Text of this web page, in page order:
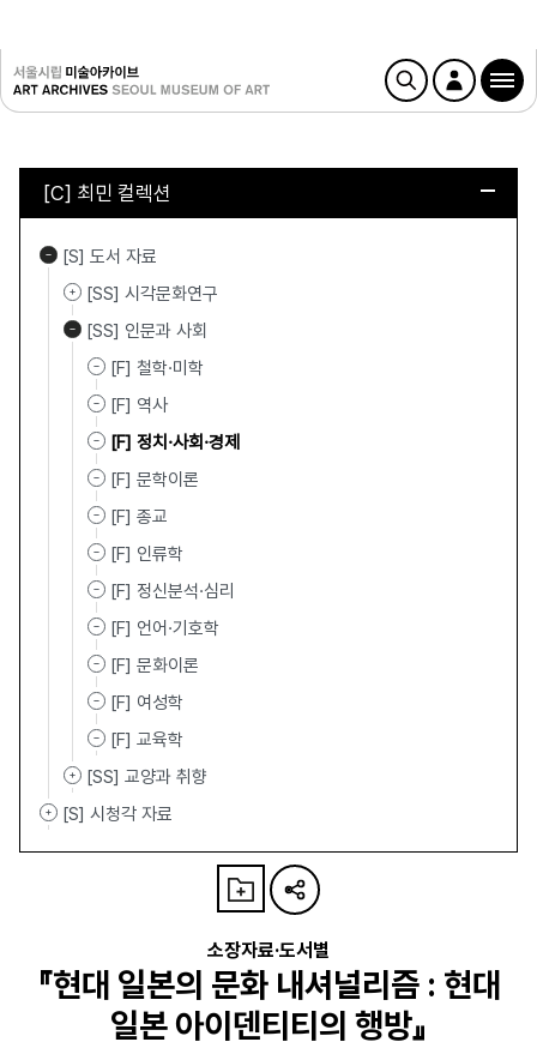
[C] 최민 컬렉션
[S] 도서 자료
[SS] 시각문화연구
[SS] 인문과 사회
[F] 철학·미학
[F] 역사
[F] 정치·사회·경제
[F] 문학이론
[F] 종교
[F] 인류학
[F] 정신분석·심리
[F] 언어·기호학
[F] 문화이론
[F] 여성학
[F] 교육학
[SS] 교양과 취향
[S] 시청각 자료
소장자료·도서별
『현대 일본의 문화 내셔널리즘 : 현대
일본 아이덴티티의 행방』